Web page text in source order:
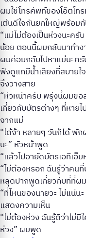
ผมใช้โทรศัพท์ของโอ๊ตโท
เต้นดีใจกันยกใหญ่พร้อม
“แม่ไม่ต้องเป็นห่วงนะค
น้อย ตอนนี้ผมกลับมาทำง
ผมค่อยกลับไปหาแม่นะค
ฟังดูแกมีน้ำเสียงที่สบายใ
จึงวางสาย
“หัวหน้าครับ พรุ่งนี้ผมขอ
เกี่ยวกับบัตรต่างๆ ที่หาย
จากแม่
“ได้จ้า หลายๆ วันก็ได้ พั
นะ” หัวหน้าพูด
“แล้วไปอายัดบัตรเอทีเอ็
“ไม่ต้องหรอก ฉันรู้ว่าคนที่
หลุดปากพูดเกี่ยวกับที่ที่ผ
“ที่ไหนของนายวะ ไม่แน่น
แสดงความเห็น
“ไม่ต้องห่วง ฉันรู้ดีว่าไม่มี
ห่วง” ผมพูด